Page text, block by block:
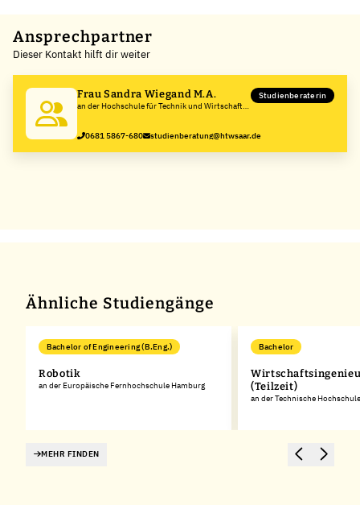
+
−
Ansprechpartner
Dieser Kontakt hilft dir weiter
Frau Sandra Wiegand M.A.
an der Hochschule für Technik und Wirtschaft
Studienberaterin
0681 5867-680 studienberatung@htwsaar.de
Ähnliche Studiengänge
Bachelor of Engineering (B.Eng.)
Robotik
an der Europäische Fernhochschule Hamburg
Bachelor
(Teilzeit)
an der Technische
MEHR FINDEN